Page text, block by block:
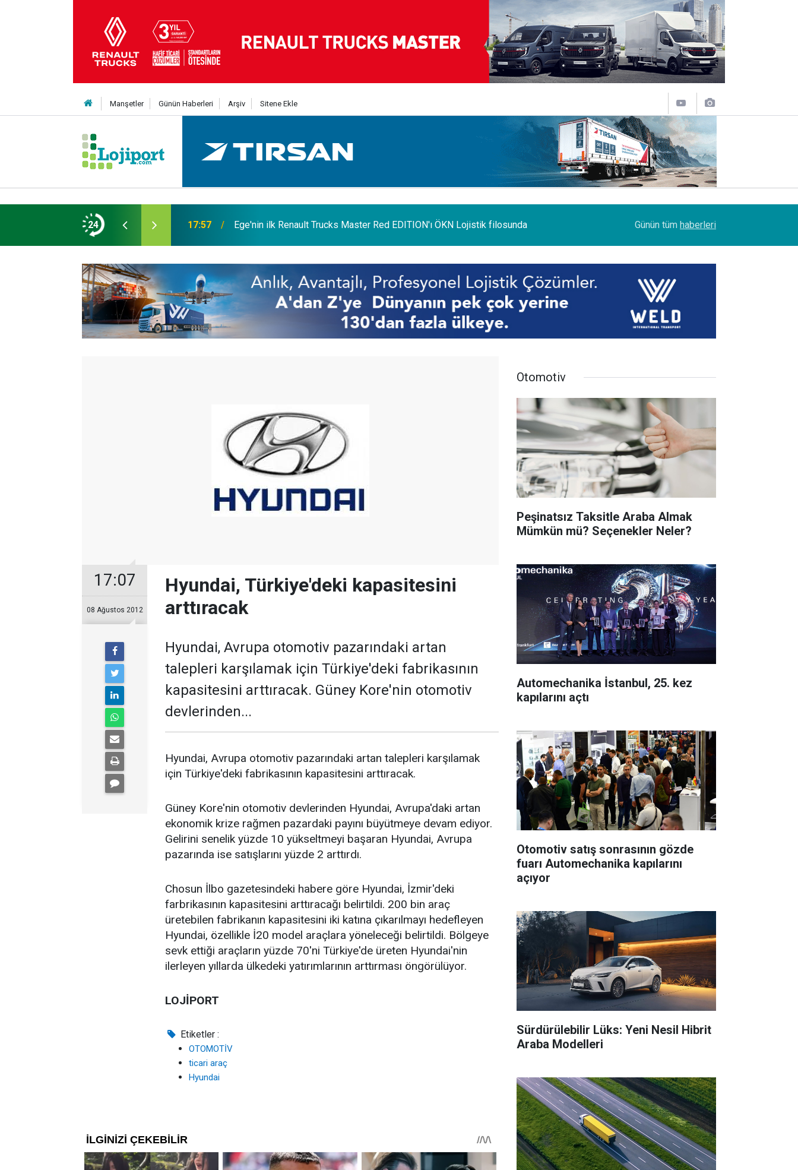
Manşetler Günün Haberleri Arşiv Sitene Ekle
24
varan finansman desteği 17:57 Ege'nin ilk Renault Trucks Master Red EDITION'ı ÖKN Lojistik filosunda DSV Türkiye’de bayrak değişimi
Günün tüm haberleri
17:07
08 Ağustos 2012
Hyundai, Türkiye'deki kapasitesini
arttıracak
Hyundai, Avrupa otomotiv pazarındaki artan
talepleri karşılamak için Türkiye'deki fabrikasının
kapasitesini arttıracak. Güney Kore'nin otomotiv
devlerinden...
Hyundai, Avrupa otomotiv pazarındaki artan talepleri karşılamak
için Türkiye'deki fabrikasının kapasitesini arttıracak.
Güney Kore'nin otomotiv devlerinden Hyundai, Avrupa'daki artan
ekonomik krize rağmen pazardaki payını büyütmeye devam ediyor.
Gelirini senelik yüzde 10 yükseltmeyi başaran Hyundai, Avrupa
pazarında ise satışlarını yüzde 2 arttırdı.
Chosun İlbo gazetesindeki habere göre Hyundai, İzmir'deki
farbrikasının kapasitesini arttıracağı belirtildi. 200 bin araç
üretebilen fabrikanın kapasitesini iki katına çıkarılmayı hedefleyen
Hyundai, özellikle İ20 model araçlara yöneleceği belirtildi. Bölgeye
sevk ettiği araçların yüzde 70'ni Türkiye'de üreten Hyundai'nin
ilerleyen yıllarda ülkedeki yatırımlarının arttırması öngörülüyor.
LOJİPORT
Etiketler :
OTOMOTİV
ticari araç
Hyundai
Otomotiv
Peşinatsız Taksitle Araba Almak
Mümkün mü? Seçenekler Neler?
Automechanika İstanbul, 25. kez
kapılarını açtı
Otomotiv satış sonrasının gözde
fuarı Automechanika kapılarını
açıyor
Sürdürülebilir Lüks: Yeni Nesil Hibrit
Araba Modelleri